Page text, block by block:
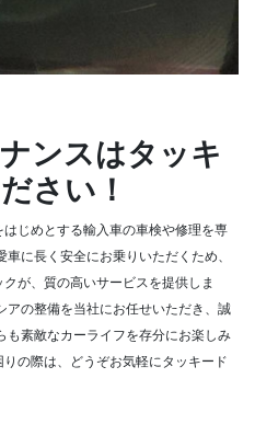
ンスはタッキ
さい！
じめとする輸入車の車検や修理を専
車に長く安全にお乗りいただくため、
が、質の高いサービスを提供しま
アの整備を当社にお任せいただき、誠
も素敵なカーライフを存分にお楽しみ
の際は、どうぞお気軽にタッキード